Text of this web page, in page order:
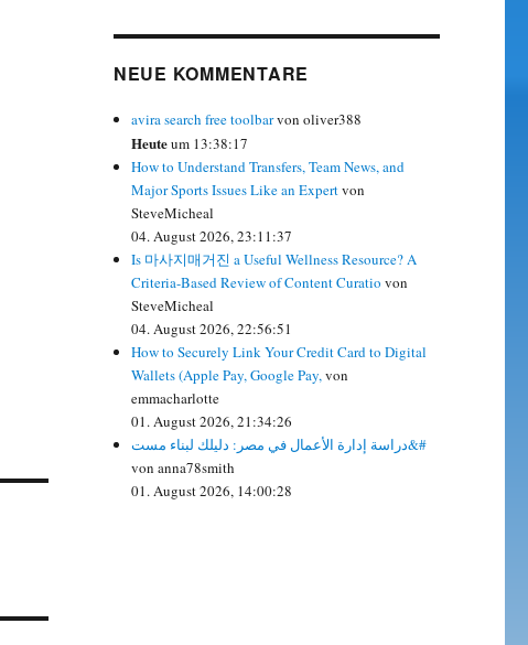
NEUE KOMMENTARE
avira search free toolbarvon oliver388
Heuteum 13:38:17
How to Understand Transfers, Team News, and
Major Sports Issues Like an Expertvon
SteveMicheal
04. August 2026, 23:11:37
Is 마사지매거진 a Useful Wellness Resource? A
Criteria-Based Review of Content Curatio von
SteveMicheal
04. August 2026, 22:56:51
How to Securely Link Your Credit Card to Digital
Wallets (Apple Pay, Google Pay,von
emmacharlotte
01. August 2026, 21:34:26
دراسة إدارة الأعمال في مصر: دليلك لبناء مست&#
von anna78smith
01. August 2026, 14:00:28